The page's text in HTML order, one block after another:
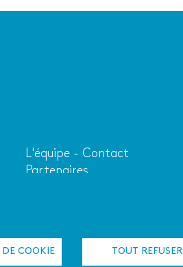
DE COOKIE TOUT REFUSER
Menu
L'équipe - Contact
Partenaires